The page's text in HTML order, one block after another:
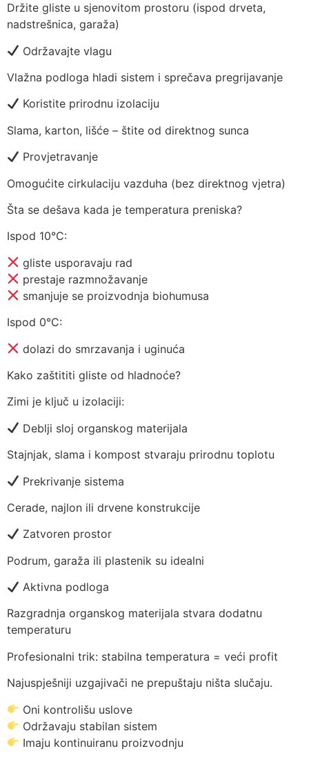
Držite gliste u sjenovitom prostoru (ispod drveta,
nadstrešnica, garaža)
Održavajte vlagu
Vlažna podloga hladi sistem i sprečava pregrijavanje
Koristite prirodnu izolaciju
Slama, karton, lišće – štite od direktnog sunca
Provjetravanje
Omogućite cirkulaciju vazduha (bez direktnog vjetra)
Šta se dešava kada je temperatura preniska?
Ispod 10°C:
gliste usporavaju rad
prestaje razmnožavanje
smanjuje se proizvodnja biohumusa
Ispod 0°C:
dolazi do smrzavanja i uginuća
Kako zaštititi gliste od hladnoće?
Zimi je ključ u izolaciji:
Deblji sloj organskog materijala
Stajnjak, slama i kompost stvaraju prirodnu toplotu
Prekrivanje sistema
Cerade, najlon ili drvene konstrukcije
Zatvoren prostor
Podrum, garaža ili plastenik su idealni
Aktivna podloga
Razgradnja organskog materijala stvara dodatnu
temperaturu
Profesionalni trik: stabilna temperatura = veći profit
Najuspješniji uzgajivači ne prepuštaju ništa slučaju.
Oni kontrolišu uslove
Održavaju stabilan sistem
Imaju kontinuiranu proizvodnju